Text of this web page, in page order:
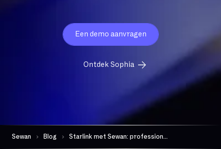
Een demo aanvragen
Ontdek Sophia
Sewan Blog Starlink met Sewan: professionele satellietconnectiviteit